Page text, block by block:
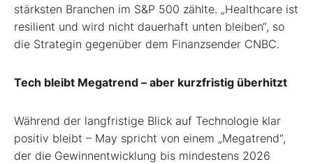
stärksten Branchen im S&P 500 zählte. „Healthcare ist
resilient und wird nicht dauerhaft unten bleiben“, so
die Strategin gegenüber dem Finanzsender CNBC.
Tech bleibt Megatrend – aber kurzfristig überhitzt
Während der langfristige Blick auf Technologie klar
positiv bleibt – May spricht von einem „Megatrend“,
der die Gewinnentwicklung bis mindestens 2026